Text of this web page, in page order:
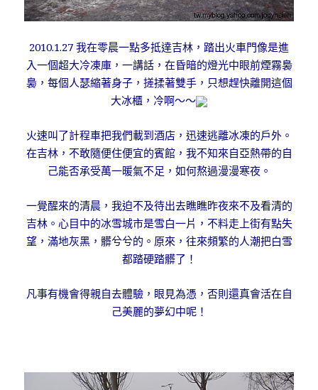
2010.1.27 我在零晨一點多抵達吉林，踏出火車門像是進
入一個超大冷凍庫，一講話，在昏暗的燈光中眼前煙霧裊
裊，每個人瑟縮著身子，搓揉著雙手，只想趕快離開這個
大冰櫃，冷啊～～
火速叫了計程車把我們載到酒店，迅速逃離冰凍的戶外。
在吉林，不敢隨便住便宜的賓館，我不知來自亞熱帶的自
己能否承受萬一暖氣不足，如何熬過漫漫寒夜。
一覺醒來的清晨，我迫不及待出去瞧瞧昨夜來不及看清的
吉林。心目中的冰雪城市是雪白一片，不料走上街有點失
望，滿地灰黑，髒兮兮的。原來，往來頻繁的人潮把白雪
都踏硬踏髒了！
凡事有機會得親自去體驗，眼見為憑，否則還真會活在自
己美麗的夢幻中呢！